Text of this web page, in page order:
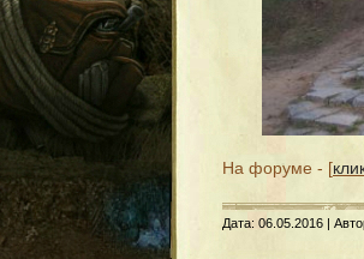
На форуме - [
Дата: 06.05.2016 |